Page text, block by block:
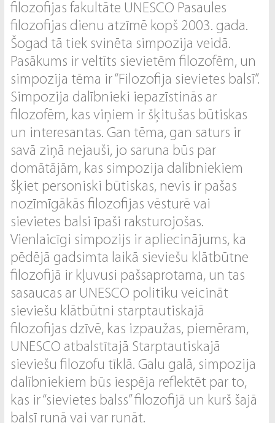
filozofijas fakultāte UNESCO Pasaules
filozofijas dienu atzīmē kopš 2003. gada.
Šogad tā tiek svinēta simpozija veidā.
Pasākums ir veltīts sievietēm filozofēm, un
simpozija tēma ir “Filozofija sievietes balsī”.
Simpozija dalībnieki iepazīstinās ar
filozofēm, kas viņiem ir šķitušas būtiskas
un interesantas. Gan tēma, gan saturs ir
savā ziņā nejauši, jo saruna būs par
domātājām, kas simpozija dalībniekiem
šķiet personiski būtiskas, nevis ir pašas
nozīmīgākās filozofijas vēsturē vai
sievietes balsi īpaši raksturojošas.
Vienlaicīgi simpozijs ir apliecinājums, ka
pēdējā gadsimta laikā sieviešu klātbūtne
filozofijā ir kļuvusi pašsaprotama, un tas
sasaucas ar UNESCO politiku veicināt
sieviešu klātbūtni starptautiskajā
filozofijas dzīvē, kas izpaužas, piemēram,
UNESCO atbalstītajā Starptautiskajā
sieviešu filozofu tīklā. Galu galā, simpozija
dalībniekiem būs iespēja reflektēt par to,
kas ir “sievietes balss” filozofijā un kurš šajā
balsī runā vai var runāt.